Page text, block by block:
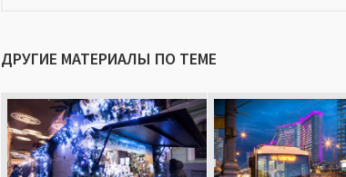
ДРУГИЕ МАТЕРИАЛЫ ПО ТЕМЕ